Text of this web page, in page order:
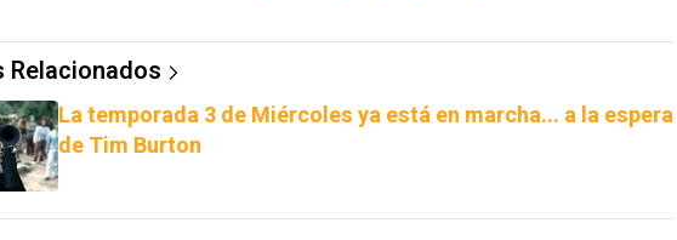
La temporada 3 de Miércoles ya está en marcha... a la espera
de Tim Burton